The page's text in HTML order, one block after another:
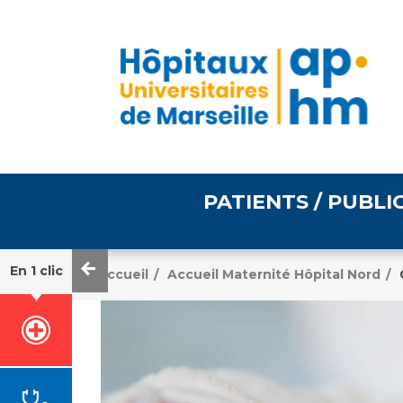
PATIENTS /
Informations pratiques
médical
Tarifs
Égalité professionnelle
Emploi / formation
En 1 clic Accueil / Accueil Maternité Hôpital Nord /